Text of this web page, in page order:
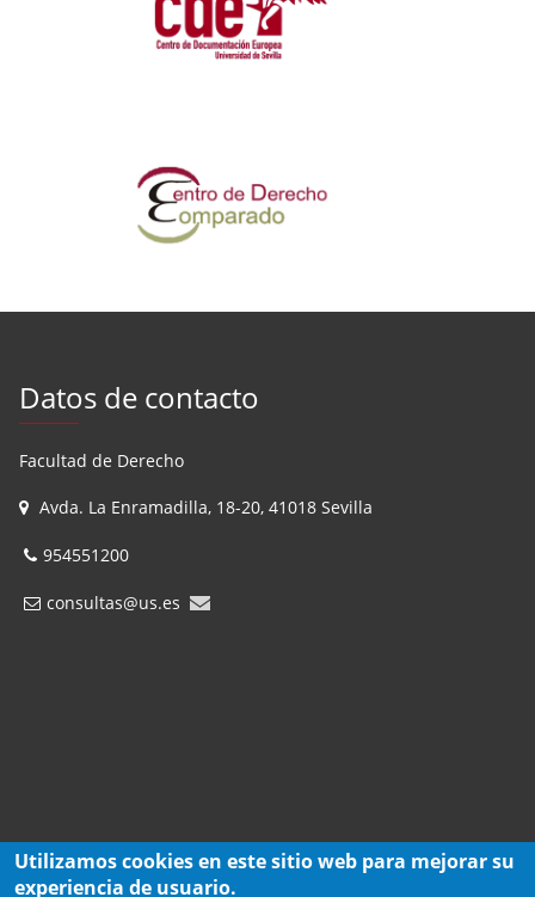
Datos de contacto
Facultad de Derecho
Avda. La Enramadilla, 18-20, 41018 Sevilla
954551200
consultas@us.es
Utilizamos cookies en este sitio web para mejorar su
experiencia de usuario.